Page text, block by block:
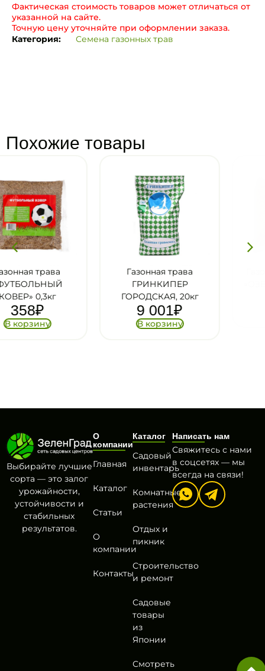
Фактическая стоимость товаров может отличаться от
указанной на сайте.
Точную цену уточняйте при оформлении заказа.
Категория:
Семена газонных трав
Похожие товары
Газонная трава
ГРИНКИПЕР
ГОРОДСКАЯ, 20кг
Газонная травосмесь
«ОЗЕЛЕНИТЕЛЬ»
Выбирайте лучшие
сорта — это залог
урожайности,
устойчивости и
стабильных
результатов.
О
компании
Главная
Каталог
Статьи
О
компании
Контакты
Каталог
Садовый
инвентарь
Комнатные
растения
Отдых и
пикник
Строительство
и ремонт
Садовые
товары
из
Японии
Смотреть
Написать нам
Свяжитесь с нами
в соцсетях — мы
всегда на связи!